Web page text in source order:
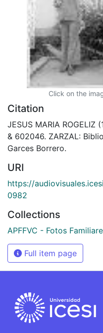
Click on the
Citation
JESUS MARIA
& 602046. ZARZAL:
Garces Borrero.
URI
https://
0982
Collections
APFFVC - Fotos
Full item page